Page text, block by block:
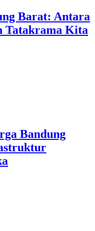
Barat: Antara
Tatakrama Kita
Bandung